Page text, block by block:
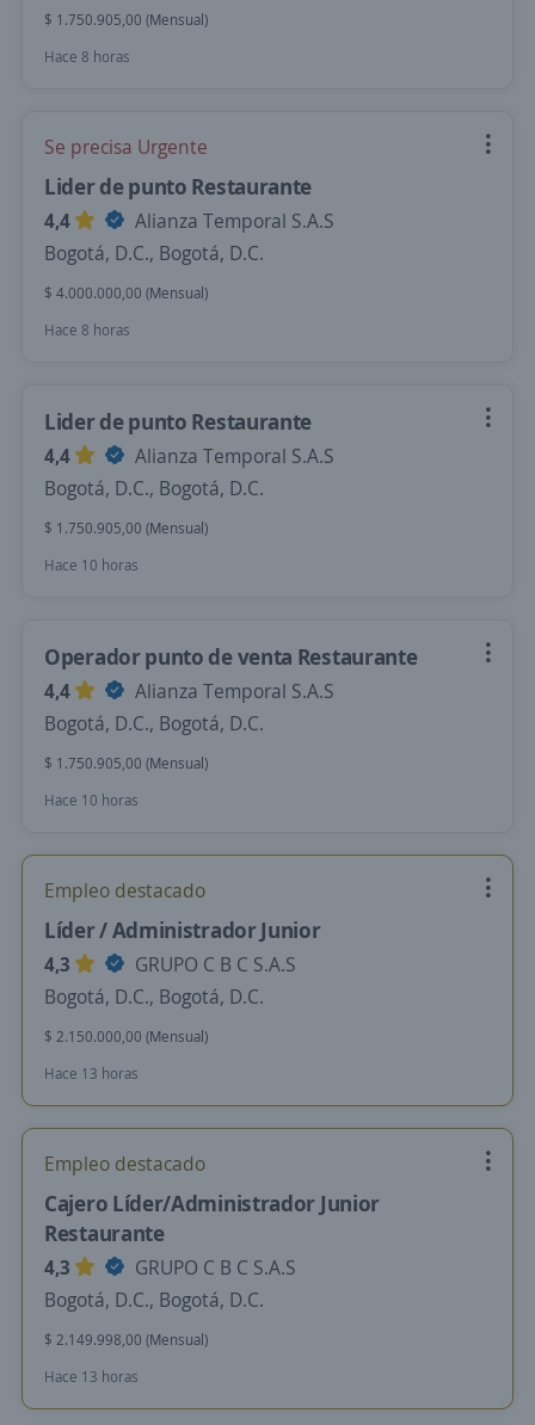
$ 1.750.905,00 (Mensual)
Hace 8 horas
Se precisa Urgente
Lider de punto Restaurante
4,4
Alianza Temporal S.A.S
Bogotá, D.C., Bogotá, D.C.
$ 4.000.000,00 (Mensual)
Hace 8 horas
Lider de punto Restaurante
4,4
Alianza Temporal S.A.S
Bogotá, D.C., Bogotá, D.C.
$ 1.750.905,00 (Mensual)
Hace 10 horas
Operador punto de venta Restaurante
4,4
Alianza Temporal S.A.S
Bogotá, D.C., Bogotá, D.C.
$ 1.750.905,00 (Mensual)
Hace 10 horas
Empleo destacado
Líder / Administrador Junior
4,3
GRUPO C B C S.A.S
Bogotá, D.C., Bogotá, D.C.
$ 2.150.000,00 (Mensual)
Hace 13 horas
Empleo destacado
Cajero Líder/Administrador Junior
Restaurante
4,3
GRUPO C B C S.A.S
Bogotá, D.C., Bogotá, D.C.
$ 2.149.998,00 (Mensual)
Hace 13 horas